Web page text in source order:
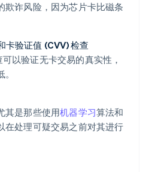
欺诈风险，因为芯片卡比磁条
卡验证值 (CVV) 检查
以验证无卡交易的真实性，
其是那些使用机器学习算法和
在处理可疑交易之前对其进行